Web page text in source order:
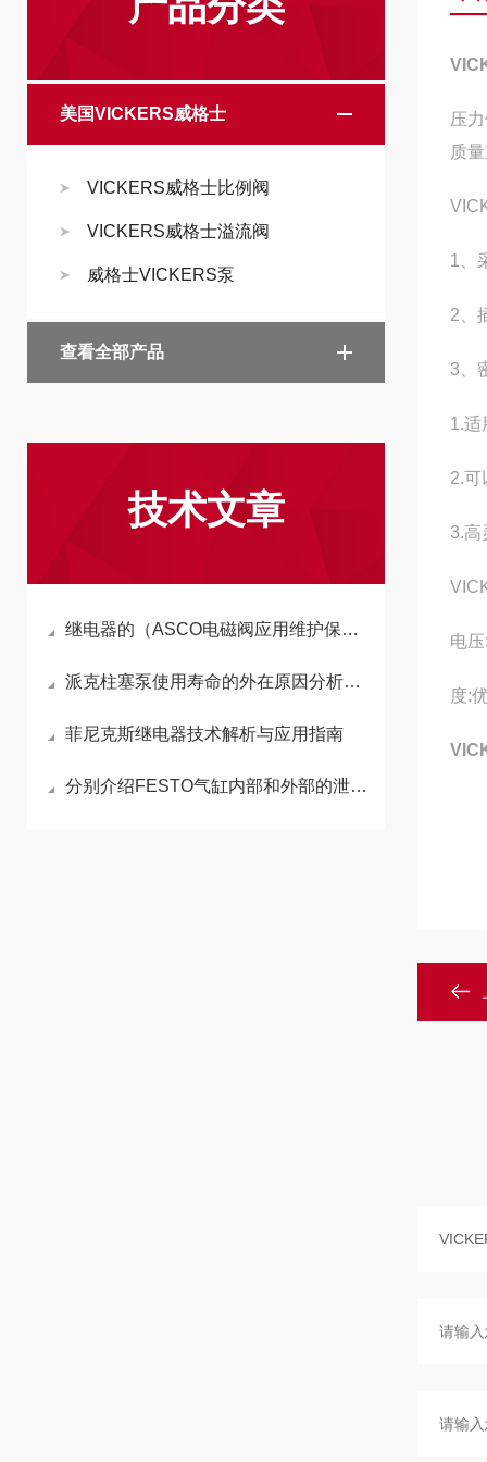
美国VICKERS威格士
VICKERS威格士比例阀
VICKERS威格士溢流阀
威格士VICKERS泵
查看全部产品
技术文章
继电器的（ASCO电磁阀应用维护保养小知识）
派克柱塞泵使用寿命的外在原因分析及预防措施
菲尼克斯继电器技术解析与应用指南
分别介绍FESTO气缸内部和外部的泄漏情况
压
质
1、
2、
3、
1.适
2.可
3.高
电
度: